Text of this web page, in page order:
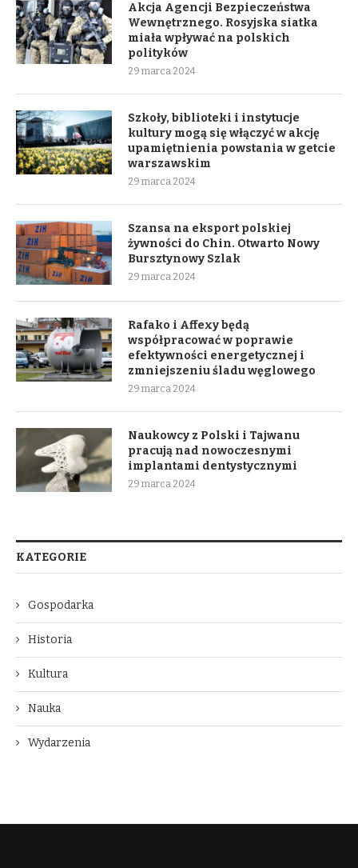
Akcja Agencji Bezpieczeństwa
Wewnętrznego. Rosyjska siatka
miała wpływać na polskich
polityków
29 marca 2024
Szkoły, biblioteki i instytucje
kultury mogą się włączyć w akcję
upamiętnienia powstania w getcie
warszawskim
29 marca 2024
Szansa na eksport polskiej
żywności do Chin. Otwarto Nowy
Bursztynowy Szlak
29 marca 2024
Rafako i Affexy będą
współpracować w poprawie
efektywności energetycznej i
zmniejszeniu śladu węglowego
29 marca 2024
Naukowcy z Polski i Tajwanu
pracują nad nowoczesnymi
implantami dentystycznymi
29 marca 2024
KATEGORIE
Gospodarka
Historia
Kultura
Nauka
Wydarzenia